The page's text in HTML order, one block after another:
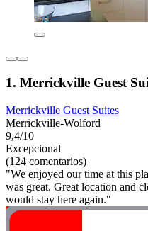
1. Merrickville Guest
Merrickville Guest Suites
Merrickville-Wolford
9,4/10
Excepcional
(124 comentarios)
"We enjoyed our time at this
was great. Great location and
would stay here again."